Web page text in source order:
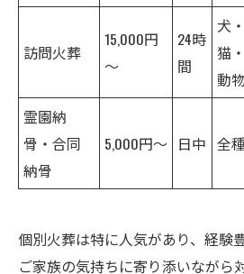
訪問火葬
15,000円
～
24時
間
犬・
猫
動
霊園納
骨・合同
納骨
5,000円～ 日中 全
個別火葬は特に人気があり、経験
ご家族の気持ちに寄り添いながら